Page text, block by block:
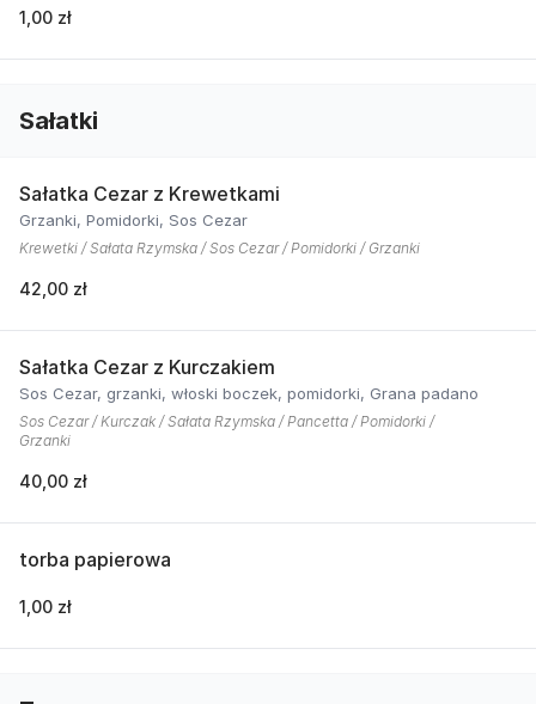
1,00 zł
Sałatki
Sałatka Cezar z Krewetkami
Grzanki, Pomidorki, Sos Cezar
Krewetki / Sałata Rzymska / Sos Cezar / Pomidorki / Grzanki
42,00 zł
Sałatka Cezar z Kurczakiem
Sos Cezar, grzanki, włoski boczek, pomidorki, Grana padano
Sos Cezar / Kurczak / Sałata Rzymska / Pancetta / Pomidorki /
Grzanki
40,00 zł
torba papierowa
1,00 zł